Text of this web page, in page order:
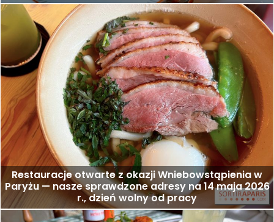
Restauracje otwarte z okazji Wniebowstąpienia w
Paryżu — nasze sprawdzone adresy na 14 maja 2026
r., dzień wolny od pracy